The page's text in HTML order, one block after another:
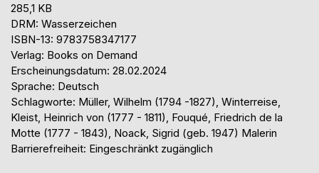
285,1 KB
DRM: Wasserzeichen
ISBN-13: 9783758347177
Verlag: Books on Demand
Erscheinungsdatum: 28.02.2024
Sprache: Deutsch
Schlagworte: Müller, Wilhelm (1794 -1827), Winterreise,
Kleist, Heinrich von (1777 - 1811), Fouqué, Friedrich de la
Motte (1777 - 1843), Noack, Sigrid (geb. 1947) Malerin
Barrierefreiheit: Eingeschränkt zugänglich